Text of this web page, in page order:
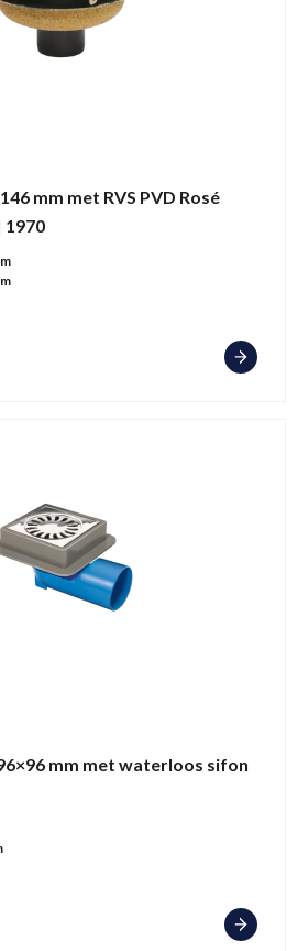
mm met RVS PVD Rosé
1970
mm met waterloos sifon